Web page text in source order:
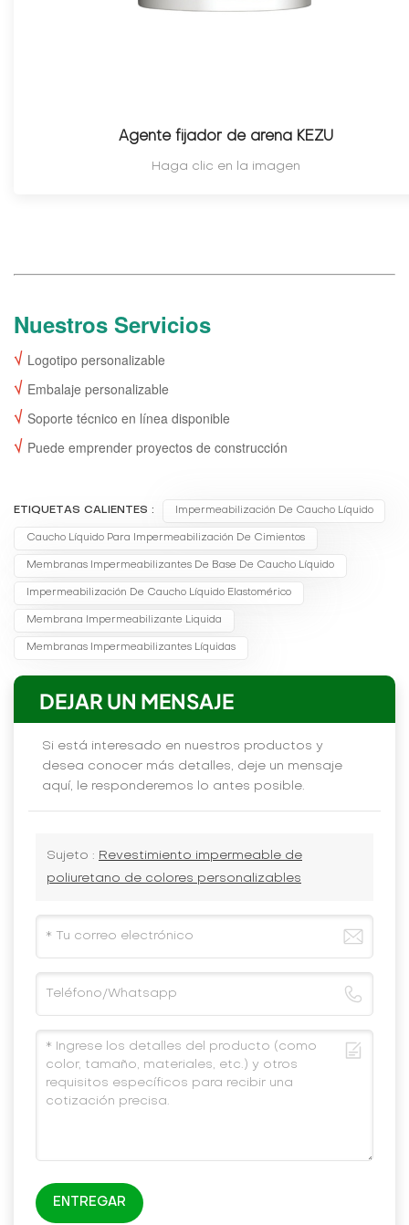
Agente fijador de arena KEZU
Haga clic en la imagen
Nuestros Servicios
√ Logotipo personalizable
√ Embalaje personalizable
√ Soporte técnico en línea disponible
√ Puede emprender proyectos de construcción
ETIQUETAS CALIENTES : Impermeabilización De Caucho Líquido
Caucho Líquido Para Impermeabilización De Cimientos
Membranas Impermeabilizantes De Base De Caucho Líquido
Impermeabilización De Caucho Líquido Elastomérico
Membrana Impermeabilizante Liquida
Membranas Impermeabilizantes Líquidas
DEJAR UN MENSAJE
Si está interesado en nuestros productos y
desea conocer más detalles, deje un mensaje
aquí, le responderemos lo antes posible.
Sujeto : Revestimiento impermeable de
poliuretano de colores personalizables
ENTREGAR